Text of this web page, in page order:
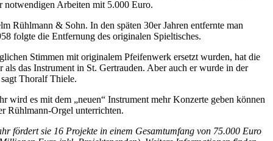
notwendigen Arbeiten mit 5.000 Euro.
Rühlmann & Sohn. In den späten 30er Jahren entfernte man
folgte die Entfernung des originalen Spieltisches.
Stimmen mit originalem Pfeifenwerk ersetzt wurden, hat die
das Instrument in St. Gertrauden. Aber auch er wurde in der
Thoralf Thiele.
wird es mit dem „neuen“ Instrument mehr Konzerte geben können
Rühlmann-Orgel unterrichten.
fördert sie 16 Projekte in einem Gesamtumfang von 75.000 Euro